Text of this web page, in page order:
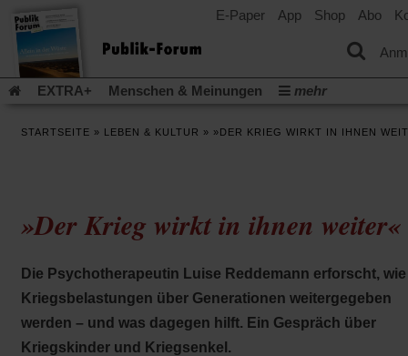
E-Paper App Shop Abo
EXTRA+ Menschen & Meinungen
mehr
Leserinitiative Publik-Forum e.V.
Urlaub und Nichtstun
in
Tab)
Gefährlicher Reichtum
einem
neuen
Tab)
einem
neuen
Tab)
Künstliche Intelligenz(Öffnet
einem
neuen
Tab)
Was gibt Hoffnung?(Öffnet
einem
neuen
Tab)
Krieg und
Gott neu denken
Krieg in der Ukraine(Öffnet
einem
Flucht und Migration
_______________
STARTSEITE » LEBEN & KULTUR » »DER KRIEG WIRKT IN IHNEN
»Der Krieg wirkt in ihnen weiter«
Die Psychotherapeutin Luise Reddemann erforscht, wie
Kriegsbelastungen über Generationen weitergegeben
werden – und was dagegen hilft. Ein Gespräch über
Kriegskinder und Kriegsenkel.